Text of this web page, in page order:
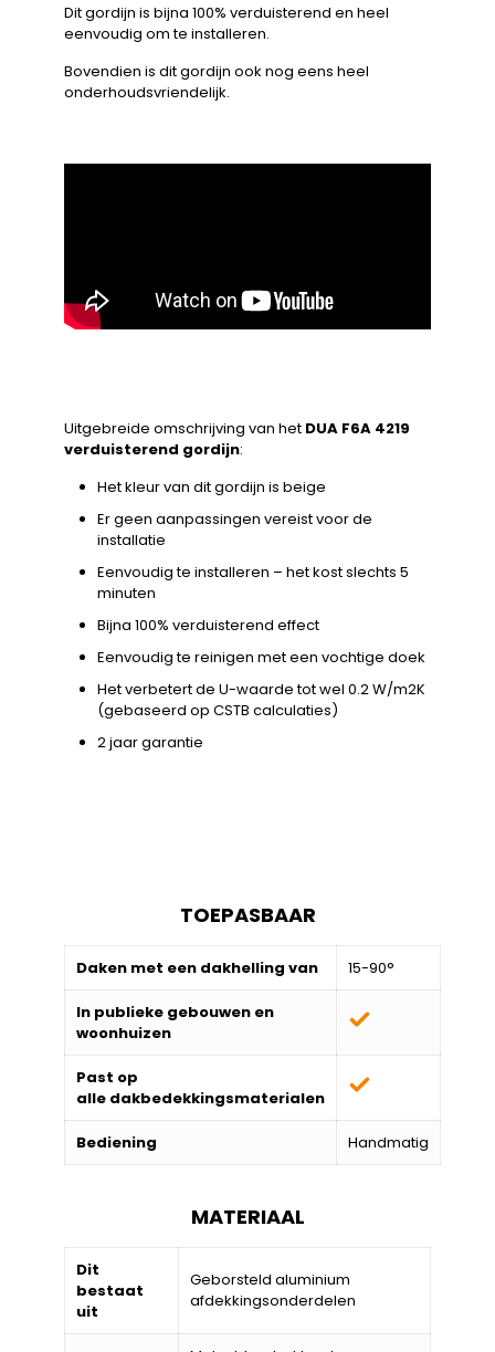
Dit gordijn is bijna 100% verduisterend en heel
eenvoudig om te installeren.
Bovendien is dit gordijn ook nog eens heel
onderhoudsvriendelijk.
Uitgebreide omschrijving van het DUA F6A 4219
verduisterend gordijn:
Het kleur van dit gordijn is beige
Er geen aanpassingen vereist voor de
installatie
Eenvoudig te installeren – het kost slechts 5
minuten
Bijna 100% verduisterend effect
Eenvoudig te reinigen met een vochtige doek
Het verbetert de U-waarde tot wel 0.2 W/m2K
(gebaseerd op CSTB calculaties)
2 jaar garantie
TOEPASBAAR
Daken met een dakhelling van 15-90°
In publieke gebouwen en
woonhuizen
Past op
alle dakbedekkingsmaterialen
Bediening Handmatig
MATERIAAL
Dit
bestaat
uit
Geborsteld aluminium
afdekkingsonderdelen